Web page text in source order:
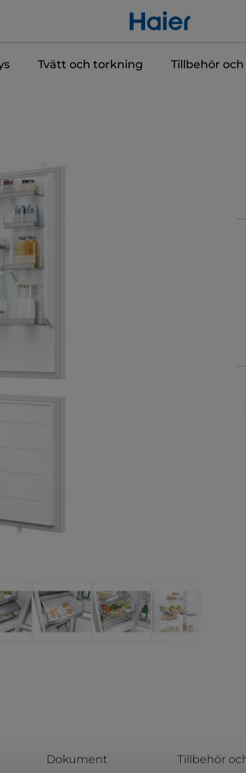
Tvätt och torkning Tillbehör
Dokument Tillbehör